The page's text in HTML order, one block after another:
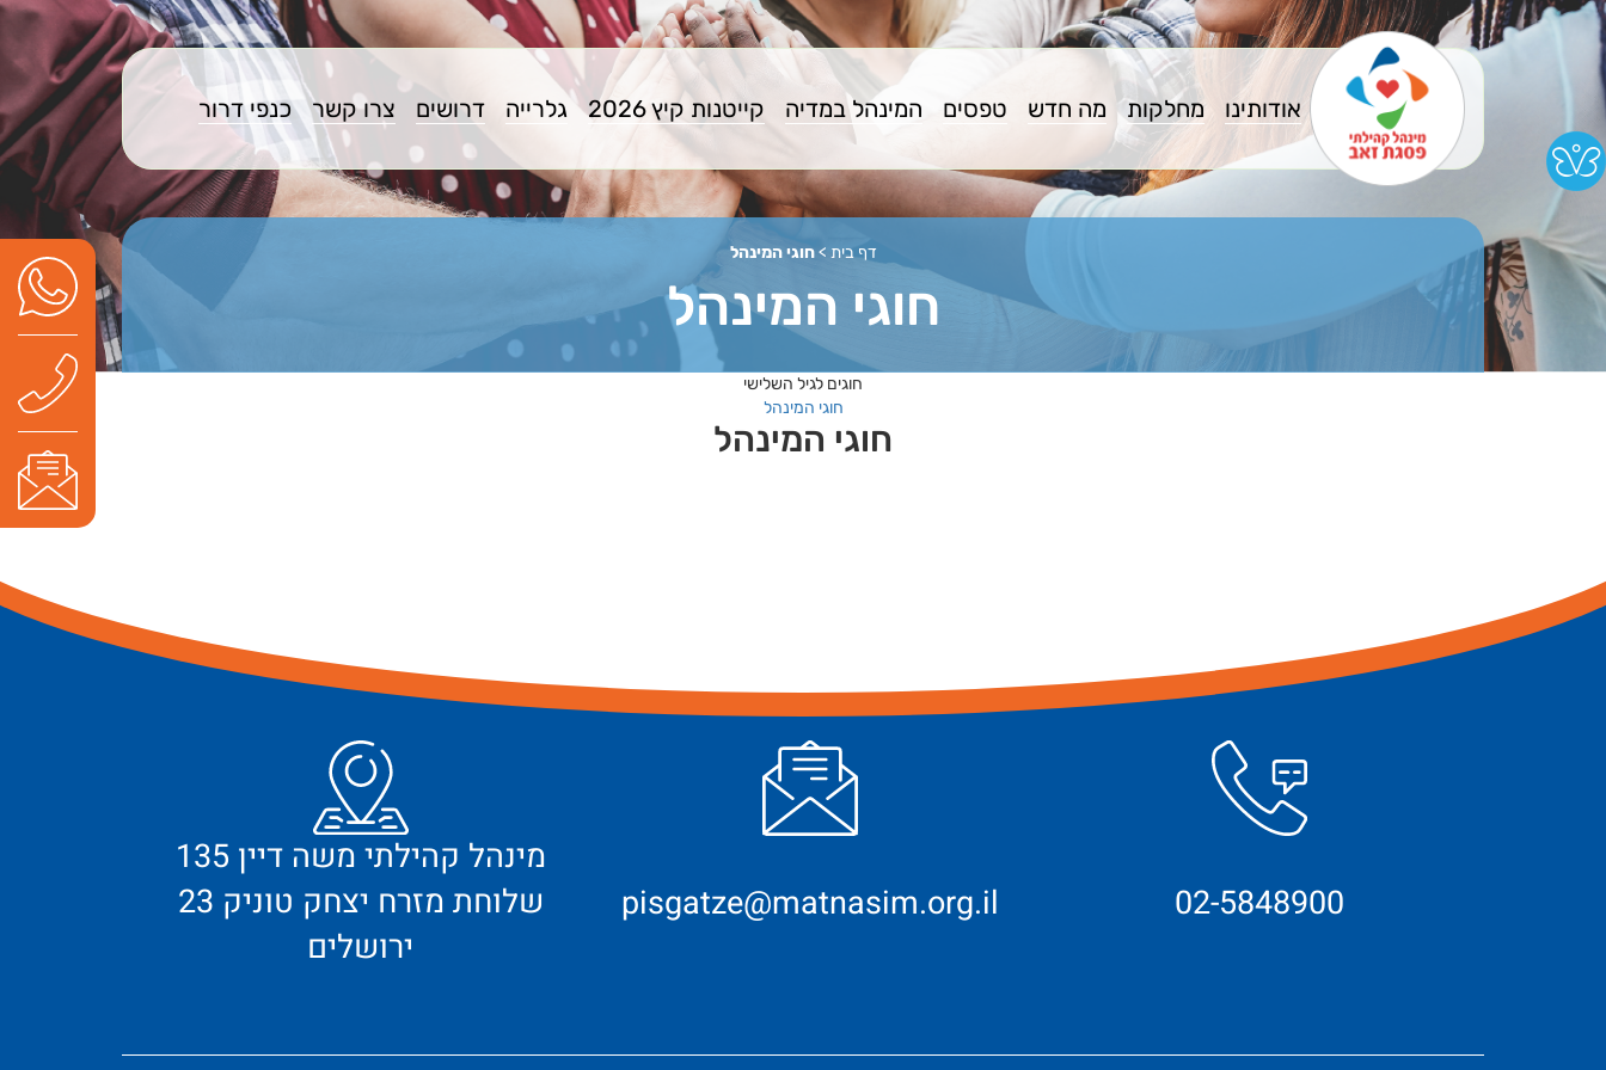
אודותינו מחלקות מה חדש טפסים המינהל במדיה קייטנות קיץ 2026 גלרייה דרושים צרו קשר כנפי דרור
דף בית > חוגי המינהל
חוגי המינהל
חוגים לגיל השלישי
חוגי המינהל
חוגי המינהל
02-5848900
pisgatze@matnasim.org.il
מינהל קהילתי משה דיין 135
שלוחת מזרח יצחק טוניק 23
ירושלים